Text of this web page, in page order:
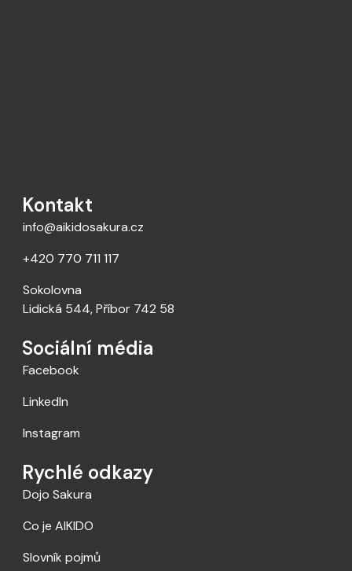
Kontakt
info@aikidosakura.cz
+420 770 711 117
Sokolovna
Lidická 544, Příbor 742 58
Sociální média
Facebook
LinkedIn
Instagram
Rychlé odkazy
Dojo Sakura
Co je AIKIDO
Slovník pojmů